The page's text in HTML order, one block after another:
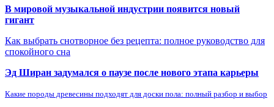
В мировой музыкальной индустрии появится новый
гигант
Как выбрать снотворное без рецепта: полное руководство для
спокойного сна
Эд Ширан задумался о паузе после нового этапа карьеры
Какие породы древесины подходят для доски пола: полный разбор и выбор